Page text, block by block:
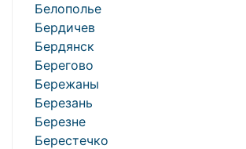
Белополье
Бердичев
Бердянск
Берегово
Бережаны
Березань
Березне
Берестечко